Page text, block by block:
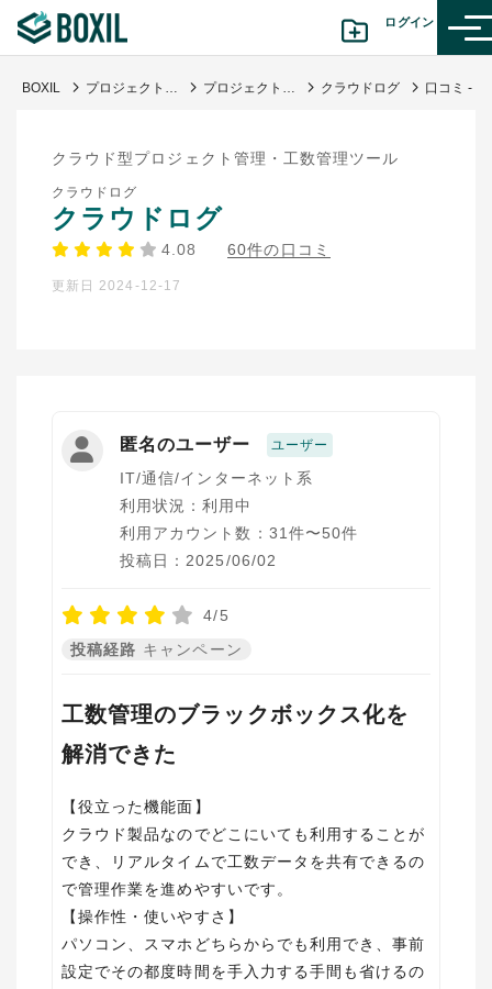
ログイン
記事から探す
BOXILの使い方ガイド
BOXIL プロジェクト管理ツール比較20選 タイプ別おすすめサービス・口コミ評判 プロジェクト管理・工数管理 クラウドログ
クラウド型プロジェクト管理・工数管理ツール
クラウドログ
クラウドログ
4.08 60件の口コミ
更新日 2024-12-17
匿名のユーザー ユーザー
IT/通信/インターネット系
利用状況：利用中
利用アカウント数：31件〜50件
投稿日：2025/06/02
4/5
投稿経路 キャンペーン
工数管理のブラックボックス化を
解消できた
【役立った機能面】
クラウド製品なのでどこにいても利用することが
でき、リアルタイムで工数データを共有できるの
で管理作業を進めやすいです。
【操作性・使いやすさ】
パソコン、スマホどちらからでも利用でき、事前
設定でその都度時間を手入力する手間も省けるの